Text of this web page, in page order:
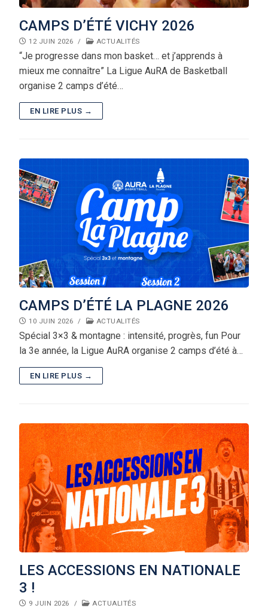
Charte graphique
Engagements
Discipline
Camps AuRA
Camps Arbitres
Coupe Territoriale
Miss Match
Stage Basket Santé
Tournoi Inter-Comités U13
Tournoi des Étoiles
Tournoi Inter-Zones U13
Tournoi Inter-Secteurs U14
Tournoi Inter-Pôles U15
Académie Christian Jallon
3×3
Démarche clubs
Basket Féminin
Micro Basket
Formation entraîneur
Formation dirigeant
Procès-Verbaux
Comité directeur
Bureau directeur
Commissions
Sportive
Rechercher
CAMPS D’ÉTÉ VICHY 2026
12 JUIN 2026 / ACTUALITÉS
“Je progresse dans mon basket… et j’apprends à
mieux me connaître” La Ligue AuRA de Basketball
organise 2 camps d’été…
EN LIRE PLUS →
CAMPS D’ÉTÉ LA PLAGNE 2026
10 JUIN 2026 / ACTUALITÉS
Spécial 3×3 & montagne : intensité, progrès, fun Pour
la 3e année, la Ligue AuRA organise 2 camps d’été à…
EN LIRE PLUS →
LES ACCESSIONS EN NATIONALE
3 !
9 JUIN 2026 / ACTUALITÉS